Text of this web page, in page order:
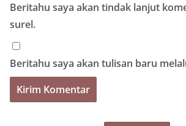
Beritahu saya akan tindak lanjut
surel.
Beritahu saya akan tulisan baru